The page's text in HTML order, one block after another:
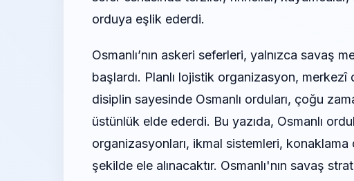
orduya eşlik ederdi.
Osmanlı’nın askeri seferleri, yalnızca savaş
başlardı. Planlı lojistik organizasyon,
disiplin sayesinde Osmanlı orduları, çoğu
üstünlük elde ederdi. Bu yazıda, Osmanlı
organizasyonları, ikmal sistemleri,
şekilde ele alınacaktır. Osmanlı'nın savaş